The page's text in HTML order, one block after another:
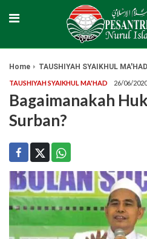
Home TAUSHIYAH SYAIKHUL MA'HAD
TAUSHIYAH SYAIKHUL MA'HAD 26/06/2020
Bagaimanakah
Surban?